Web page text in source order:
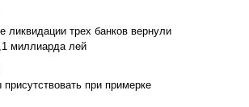
ликвидации трех банков вернули
миллиарда лей
при примерке